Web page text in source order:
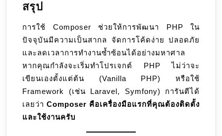
สรุป
การใช้ Composer ช่วยให้การพัฒนา PHP ใน
ปัจจุบันมีความเป็นสากล จัดการโค้ดง่าย ปลอดภัย
และลดเวลาการทำงานซ้ำซ้อนได้อย่างมหาศาล
หากคุณกำลังจะเริ่มทำโปรเจกต์ PHP ไม่ว่าจะ
เขียนเองตั้งแต่ต้น (Vanilla PHP) หรือใช้
Framework (เช่น Laravel, Symfony) การันตีได้
เลยว่า Composer คือเครื่องมือแรกที่คุณต้องติดตั้ง
และใช้งานครับ